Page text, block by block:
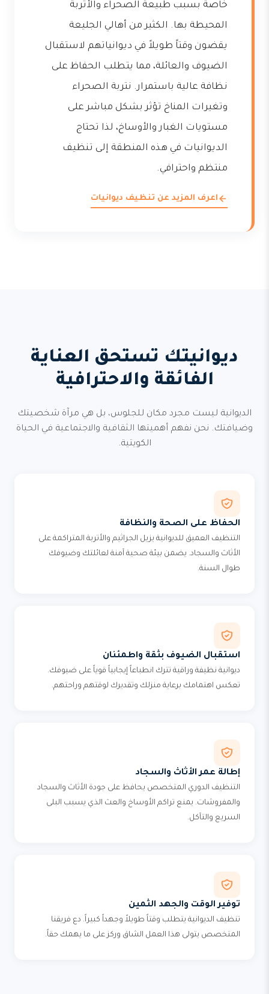
خاصة بسبب طبيعة الصحراء والأتربة
المحيطة بها. الكثير من أهالي الجليعة
يقضون وقتاً طويلاً في ديوانياتهم لاستقبال
الضيوف والعائلة، مما يتطلب الحفاظ على
نظافة عالية باستمرار. نتربة الصحراء
وتغيرات المناخ تؤثر بشكل مباشر على
مستويات الغبار والأوساخ، لذا تحتاج
الديوانيات في هذه المنطقة إلى تنظيف
منتظم واحترافي.
اعرف المزيد عن تنظيف ديوانيات
ديوانيتك تستحق العناية
الفائقة والاحترافية
الديوانية ليست مجرد مكان للجلوس، بل هي مرآة شخصيتك
وضيافتك. نحن نفهم أهميتها الثقافية والاجتماعية في الحياة
الكويتية.
الحفاظ على الصحة والنظافة
التنظيف العميق للديوانية يزيل الجراثيم والأتربة المتراكمة على
الأثاث والسجاد. يضمن بيئة صحية آمنة لعائلتك وضيوفك
طوال السنة.
استقبال الضيوف بثقة واطمئنان
ديوانية نظيفة وراقية تترك انطباعاً إيجابياً قوياً على ضيوفك.
تعكس اهتمامك برعاية منزلك وتقديرك لوقتهم وراحتهم.
إطالة عمر الأثاث والسجاد
التنظيف الدوري المتخصص يحافظ على جودة الأثاث والسجاد
والمفروشات. يمنع تراكم الأوساخ والعث الذي يسبب البلى
السريع والتآكل.
توفير الوقت والجهد الثمين
تنظيف الديوانية يتطلب وقتاً طويلاً وجهداً كبيراً. دع فريقنا
المتخصص يتولى هذا العمل الشاق وركز على ما يهمك حقاً.